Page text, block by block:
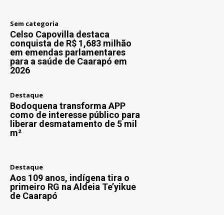
Sem categoria
Celso Capovilla destaca
conquista de R$ 1,683 milhão
em emendas parlamentares
para a saúde de Caarapó em
2026
Destaque
Bodoquena transforma APP
como de interesse público para
liberar desmatamento de 5 mil
m²
Destaque
Aos 109 anos, indígena tira o
primeiro RG na Aldeia Te’yikue
de Caarapó